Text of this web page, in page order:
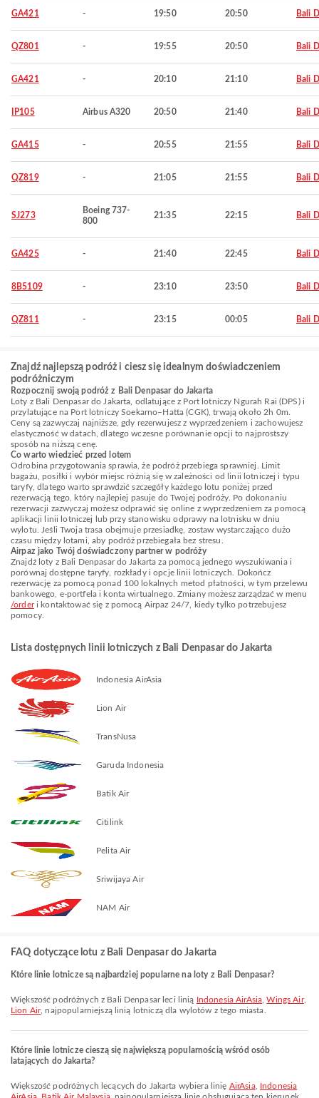
GA421 - 19:50 20:50 Bali
QZ801 - 19:55 20:50 Bali
GA421 - 20:10 21:10 Bali
IP105 Airbus A320 20:50 21:40 Bali
GA415 - 20:55 21:55 Bali
QZ819 - 21:05 21:55 Bali
SJ273
Boeing 737-
800
21:35 22:15 Bali
GA425 - 21:40 22:45 Bali
8B5109 - 23:10 23:50 Bali
QZ811 - 23:15 00:05 Bali
Znajdź najlepszą podróż i ciesz się idealnym doświadczeniem
podróżniczym
Rozpocznij swoją podróż z Bali Denpasar do Jakarta
Loty z Bali Denpasar do Jakarta, odlatujące z Port lotniczy Ngurah Rai (DPS) i
przylatujące na Port lotniczy Soekarno–Hatta (CGK), trwają około 2h 0m.
Ceny są zazwyczaj najniższe, gdy rezerwujesz z wyprzedzeniem i zachowujesz
elastyczność w datach, dlatego wczesne porównanie opcji to najprostszy
sposób na niższą cenę.
Co warto wiedzieć przed lotem
Odrobina przygotowania sprawia, że podróż przebiega sprawniej. Limit
bagażu, posiłki i wybór miejsc różnią się w zależności od linii lotniczej i typu
taryfy, dlatego warto sprawdzić szczegóły każdego lotu poniżej przed
rezerwacją tego, który najlepiej pasuje do Twojej podróży. Po dokonaniu
rezerwacji zazwyczaj możesz odprawić się online z wyprzedzeniem za pomocą
aplikacji linii lotniczej lub przy stanowisku odprawy na lotnisku w dniu
wylotu. Jeśli Twoja trasa obejmuje przesiadkę, zostaw wystarczająco dużo
czasu między lotami, aby podróż przebiegała bez stresu.
Airpaz jako Twój doświadczony partner w podróży
Znajdź loty z Bali Denpasar do Jakarta za pomocą jednego wyszukiwania i
porównaj dostępne taryfy, rozkłady i opcje linii lotniczych. Dokończ
rezerwację za pomocą ponad 100 lokalnych metod płatności, w tym przelewu
bankowego, e-portfela i konta wirtualnego. Zmiany możesz zarządzać w menu
/orderi kontaktować się z pomocą Airpaz 24/7, kiedy tylko potrzebujesz
pomocy.
Lista dostępnych linii lotniczych z Bali Denpasar do Jakarta
Indonesia AirAsia
Lion Air
TransNusa
Garuda Indonesia
Batik Air
Citilink
Pelita Air
Sriwijaya Air
NAM Air
FAQ dotyczące lotu z Bali Denpasar do Jakarta
Które linie lotnicze są najbardziej popularne na loty z Bali Denpasar?
Większość podróżnych z Bali Denpasar leci linią Indonesia AirAsia ,Wings Air,
Lion Air, najpopularniejszą linią lotniczą dla wylotów z tego miasta.
Które linie lotnicze cieszą się największą popularnością wśród osób
latających do Jakarta?
Większość podróżnych lecących do Jakarta wybiera linię AirAsia, Indonesia